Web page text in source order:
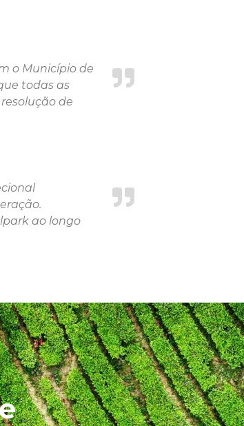
o Município de
todas as
de
ao longo